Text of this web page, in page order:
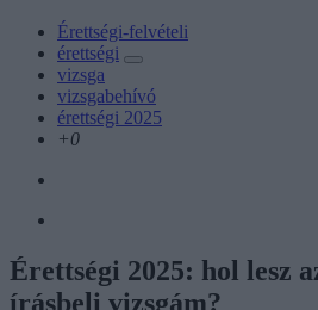
Érettségi-felvételi
érettségi
vizsga
vizsgabehívó
érettségi 2025
+0
Érettségi 2025: hol lesz
írásbeli vizsgám?